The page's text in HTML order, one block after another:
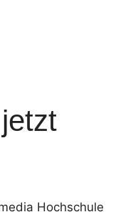
Hochschule